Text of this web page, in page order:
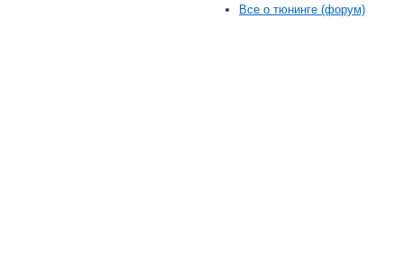
Все о тюнинге (форум)